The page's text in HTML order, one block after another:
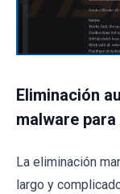
Eliminación
malware
La eliminación
largo y